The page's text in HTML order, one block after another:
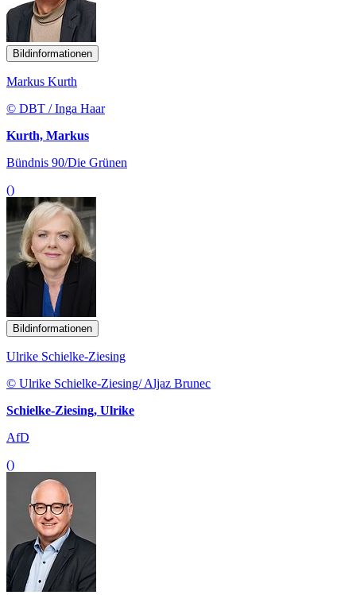
Bildinformationen
Markus Kurth
© DBT / Inga Haar
Kurth, Markus
Bündnis 90/Die Grünen
()
Bildinformationen
Ulrike Schielke-Ziesing
© Ulrike Schielke-Ziesing/ Aljaz Brunec
Schielke-Ziesing, Ulrike
AfD
()